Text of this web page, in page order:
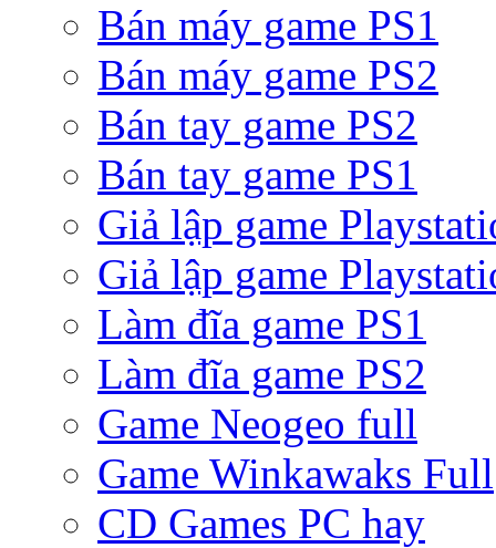
Bán máy game PS1
Bán máy game PS2
Bán tay game PS2
Bán tay game PS1
Giả lập game
Giả lập game
Làm đĩa game PS1
Làm đĩa game PS2
Game Neogeo full
Game Winkawaks Full
CD Games PC hay